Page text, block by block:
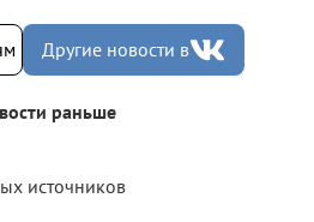
Другие новости в
раньше
источников